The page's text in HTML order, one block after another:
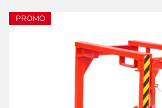
PROMO